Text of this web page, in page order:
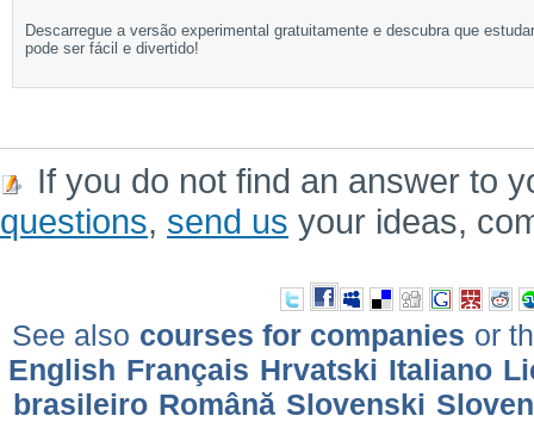
Descarregue a versão experimental gratuitamente e descubra que estudar
pode ser fácil e divertido!
If you do not find an answer to
questions, send us your ideas,
See also courses for companies or
English Français Hrvatski Italiano
brasileiro Română Slovenski